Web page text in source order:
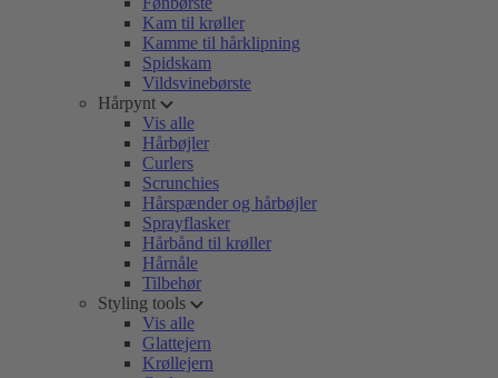
Kam til krøller
Kamme til hårklipning
Spidskam
Vildsvinebørste
Hårpynt
Vis alle
Hårbøjler
Curlers
Scrunchies
Hårspænder og hårbøjler
Sprayflasker
Hårbånd til krøller
Hårnåle
Tilbehør
Styling tools
Vis alle
Glattejern
Krøllejern